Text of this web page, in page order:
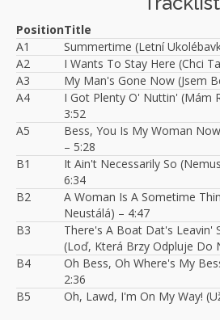
PositionTitle
A1
Summertime (Letní
A2
I Wants To Stay Here (Chci
A3
My Man's Gone Now (Jsem
A4
I Got Plenty O' Nuttin' (Mám
3:52
A5
Bess, You Is My Woman
– 5:28
B1
It Ain't Necessarily So
6:34
B2
A Woman Is A Sometime
Neustálá) – 4:47
B3
There's A Boat Dat's Leavin'
(Loď, Která Brzy Odpluje Do
B4
Oh Bess, Oh Where's My
2:36
B5
Oh, Lawd, I'm On My Way!